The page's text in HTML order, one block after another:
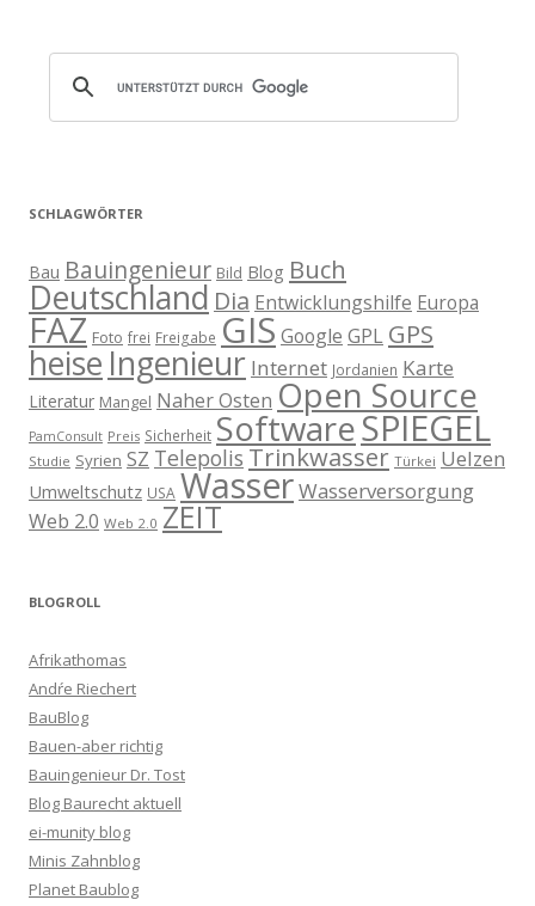
SCHLAGWÖRTER
Bau Bauingenieur Bild Blog Buch
Deutschland Dia Entwicklungshilfe Europa
FAZ Foto frei Freigabe GIS Google GPL GPS
heise Ingenieur Internet Jordanien Karte
Literatur Mangel Naher Osten Open Source
PamConsult Preis Sicherheit SoftwareSPIEGEL
Studie Syrien SZ Telepolis Trinkwasser Türkei Uelzen
Umweltschutz USA WasserWasserversorgung
Web 2.0 Web 2.0 ZEIT
BLOGROLL
Afrikathomas
Andŕe Riechert
BauBlog
Bauen-aber richtig
Bauingenieur Dr. Tost
Blog Baurecht aktuell
ei-munity blog
Minis Zahnblog
Planet Baublog